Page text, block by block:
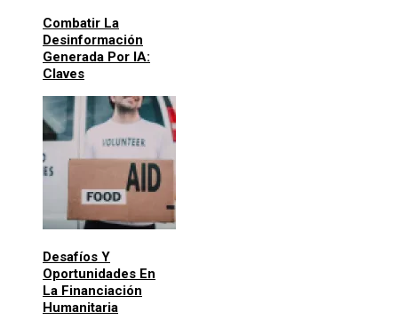
Combatir La
Desinformación
Generada Por IA:
Claves
Desafíos Y
Oportunidades En
La Financiación
Humanitaria